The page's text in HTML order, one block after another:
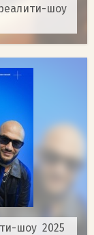
шоу
шоу 2025